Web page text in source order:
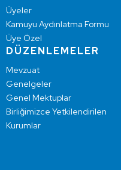
Üyeler
Kamuyu Aydınlatma Formu
Üye Özel
DÜZENLEMELER
Mevzuat
Genelgeler
Genel Mektuplar
Birliğimizce Yetkilendirilen
Kurumlar